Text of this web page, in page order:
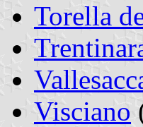
Torella
Visciano